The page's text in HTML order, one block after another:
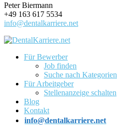
Peter Biermann
+49 163 617 5534
info@dentalkarriere.net
Für Bewerber
Job finden
Suche nach Kategorien
Für Arbeitgeber
Stellenanzeige schalten
Blog
Kontakt
info@dentalkarriere.net